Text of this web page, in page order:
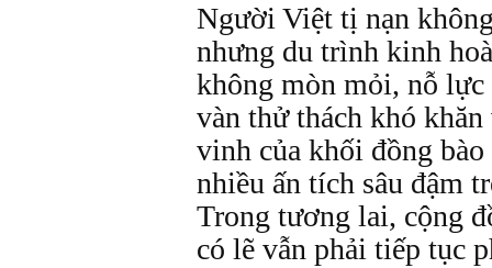
Người Việt tị nạn
nhưng du trình kinh
không mòn mỏi, nỗ
vàn thử thách khó
vinh của khối đồng
nhiều ấn tích sâu đậm
Trong tương lai, cộng
có lẽ vẫn phải tiếp tục